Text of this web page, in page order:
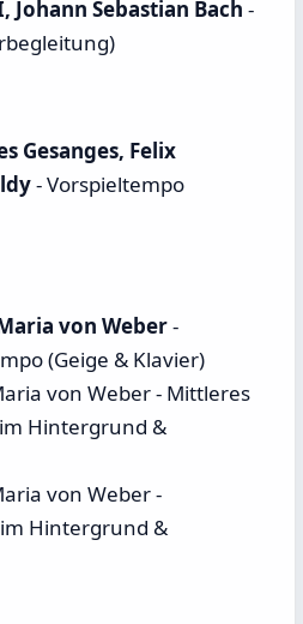
Johann Sebastian Bach -
Gesanges, Felix
- Vorspieltempo
von Weber-
(Geige & Klavier)
von Weber - Mittleres
Hintergrund &
von Weber -
Hintergrund &